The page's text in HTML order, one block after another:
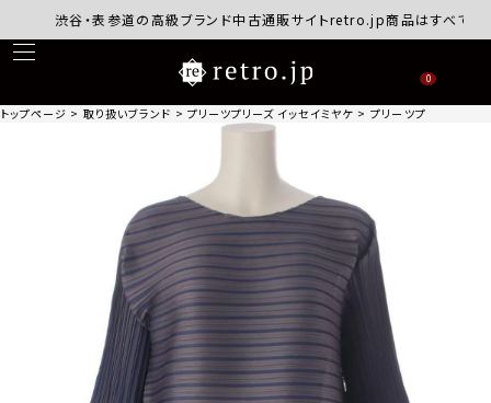
渋谷・表参道の高級ブランド中古通販サイトretro.jp商品はすべて正規品
0
トップページ 取り扱いブランド プリーツプリーズ イッセイミヤケ プリーツプリーズ イ